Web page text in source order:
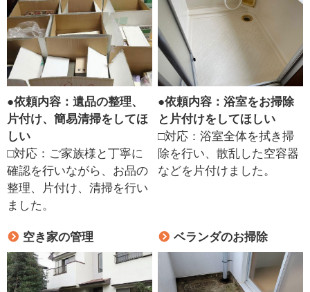
●依頼内容：遺品の整理、
片付け、簡易清掃をしてほ
しい
□対応：ご家族様と丁寧に
確認を行いながら、お品の
整理、片付け、清掃を行い
ました。
●依頼内容：浴室をお掃除
と片付けをしてほしい
□対応：浴室全体を拭き掃
除を行い、散乱した空容器
などを片付けました。
空き家の管理 ベランダのお掃除